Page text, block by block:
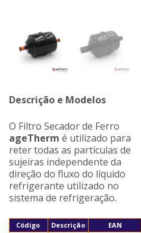
Descrição e Modelos
O Filtro Secador de Ferro
ageTherm é utilizado para
reter todas as partículas de
sujeiras independente da
direção do fluxo do líquido
refrigerante utilizado no
sistema de refrigeração.
Código Descrição EAN